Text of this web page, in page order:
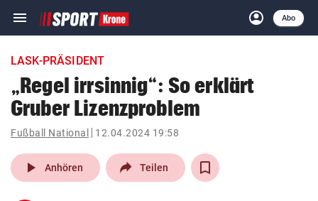
menu Navigation
ein-/ausklappen
account_circle
Anmelden
Abo
close Schließen
account_circle Anmelden
pin_drop
Wien arrow_right
LASK-PRÄSIDENT
„Regel irrsinnig“: So erklärt
Gruber Lizenzproblem
Fußball National 12.04.2024 19:58
play_arrow Anhören Teilen